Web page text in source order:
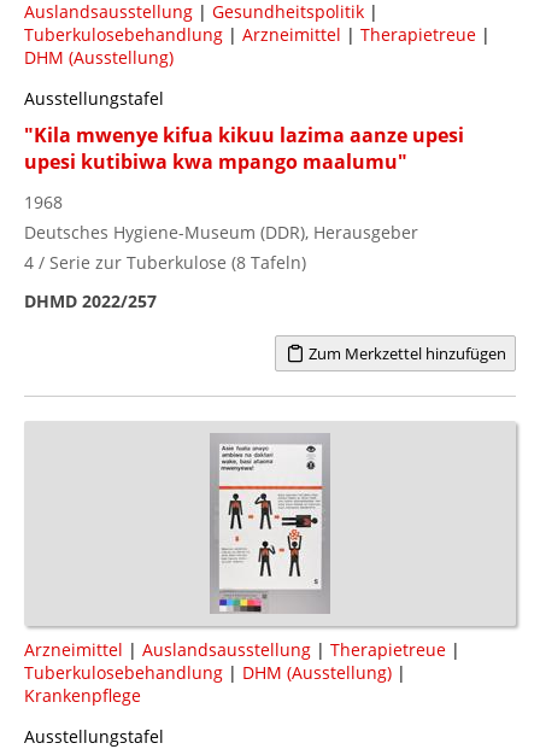
Auslandsausstellung | Gesundheitspolitik |
Tuberkulosebehandlung | Arzneimittel | Therapietreue |
DHM (Ausstellung)
Ausstellungstafel
"Kila mwenye kifua kikuu lazima aanze upesi
upesi kutibiwa kwa mpango maalumu"
1968
Deutsches Hygiene-Museum (DDR), Herausgeber
4 / Serie zur Tuberkulose (8 Tafeln)
DHMD 2022/257
Zum Merkzettel hinzufügen
Arzneimittel | Auslandsausstellung | Therapietreue |
Tuberkulosebehandlung | DHM (Ausstellung) |
Krankenpflege
Ausstellungstafel